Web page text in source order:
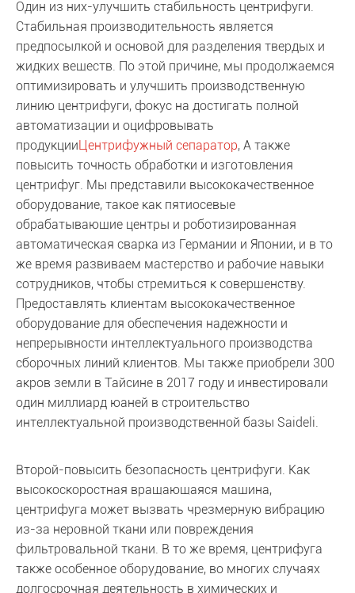
Один из них-улучшить стабильность центрифуги.
Стабильная производительность является
предпосылкой и основой для разделения твердых и
жидких веществ. По этой причине, мы продолжаемся
оптимизировать и улучшить производственную
линию центрифуги, фокус на достигать полной
автоматизации и оцифровывать
продукцииЦентрифужный сепаратор, А также
повысить точность обработки и изготовления
центрифуг. Мы представили высококачественное
оборудование, такое как пятиосевые
обрабатывающие центры и роботизированная
автоматическая сварка из Германии и Японии, и в то
же время развиваем мастерство и рабочие навыки
сотрудников, чтобы стремиться к совершенству.
Предоставлять клиентам высококачественное
оборудование для обеспечения надежности и
непрерывности интеллектуального производства
сборочных линий клиентов. Мы также приобрели 300
акров земли в Тайсине в 2017 году и инвестировали
один миллиард юаней в строительство
интеллектуальной производственной базы Saideli.
Второй-повысить безопасность центрифуги. Как
высокоскоростная вращающаяся машина,
центрифуга может вызвать чрезмерную вибрацию
из-за неровной ткани или повреждения
фильтровальной ткани. В то же время, центрифуга
также особенное оборудование, во многих случаях
долгосрочная деятельность в химических и